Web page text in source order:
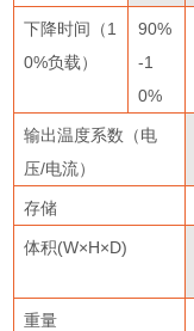
下降时间（1
0%负载）
90%
-1
0%
输出温度系数（电
压/电流）
存储
体积(W×H×D)
重量